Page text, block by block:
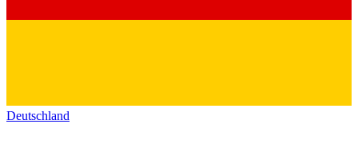
Deutschland